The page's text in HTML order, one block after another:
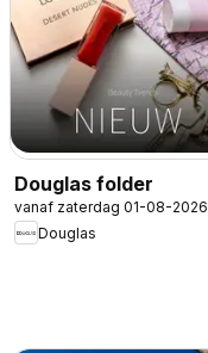
Douglas folder
vanaf zaterdag 01-08-2026
Douglas